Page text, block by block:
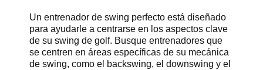
Un entrenador de swing perfecto está diseñado
para ayudarle a centrarse en los aspectos clave
de su swing de golf. Busque entrenadores que
se centren en áreas específicas de su mecánica
de swing, como el backswing, el downswing y el